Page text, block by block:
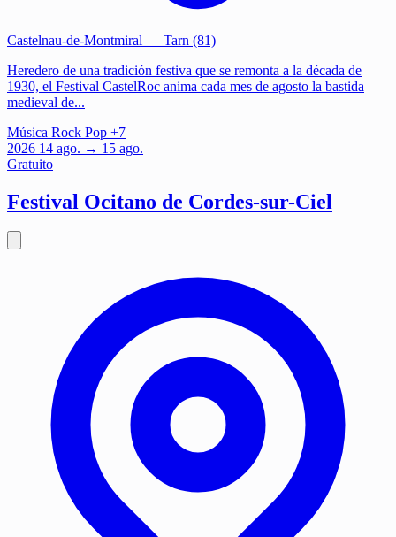
Castelnau-de-Montmiral — Tarn (81)
Heredero de una tradición festiva que se remonta a la década de
1930, el Festival CastelRoc anima cada mes de agosto la bastida
medieval de...
Música Rock Pop +7
2026 14 ago. → 15 ago.
Gratuito
Festival Ocitano de Cordes-sur-Ciel